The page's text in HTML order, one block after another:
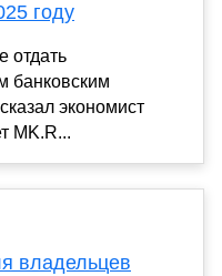
году
отдать
банковским
экономист
MK.R...
владельцев